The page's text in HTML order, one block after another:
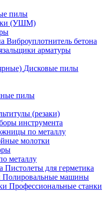
пилы
(УШМ)
Виброуплотнитель бетона
арматуры
Дисковые пилы
пилы
(резаки)
инструмента
по металлу
молотки
металлу
Пистолеты для герметика
Полировальные машины
Профессиональные станки